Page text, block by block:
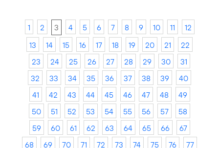
1 2 3 4 5 6 7 8 9 10 11
12
13
14 15 16 17 18 19 20 21
22
23
24 25 26 27 28 29 30
31
32
33 34 35 36 37 38 39
40
41
42 43 44 45 46 47 48
49
50
51 52 53 54 55 56 57
58
59
60 61 62 63 64 65 66
67
68
69 70 71 72 73 74 75 76 77